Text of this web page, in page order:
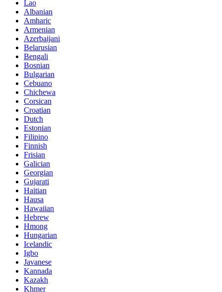
Lao
Albanian
Amharic
Armenian
Azerbaijani
Belarusian
Bengali
Bosnian
Bulgarian
Cebuano
Chichewa
Corsican
Croatian
Dutch
Estonian
Filipino
Finnish
Frisian
Galician
Georgian
Gujarati
Haitian
Hausa
Hawaiian
Hebrew
Hmong
Hungarian
Icelandic
Igbo
Javanese
Kannada
Kazakh
Khmer